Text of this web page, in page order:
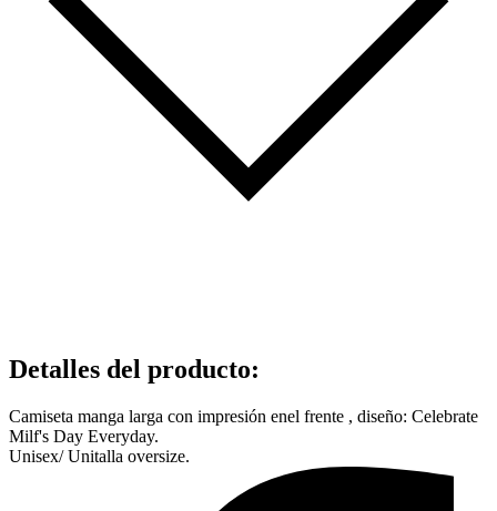
Detalles del producto:
Camiseta manga larga con impresión enel frente , diseño: Celebrate
Milf's Day Everyday.
Unisex/ Unitalla oversize.